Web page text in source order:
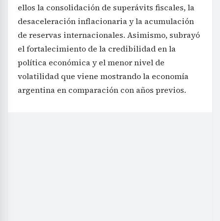
ellos la consolidación de superávits fiscales, la
desaceleración inflacionaria y la acumulación
de reservas internacionales. Asimismo, subrayó
el fortalecimiento de la credibilidad en la
política económica y el menor nivel de
volatilidad que viene mostrando la economía
argentina en comparación con años previos.